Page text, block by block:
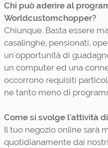
Chi può aderire al
Worldcustomchopper?
Chiunque. Basta essere
casalinghe, pensionati,
un'opportunità di
un computer ed una
occorrono requisiti
ne tanto meno di
Come si svolge l'attività
Il tuo negozio online sarà
quotidianamente dai